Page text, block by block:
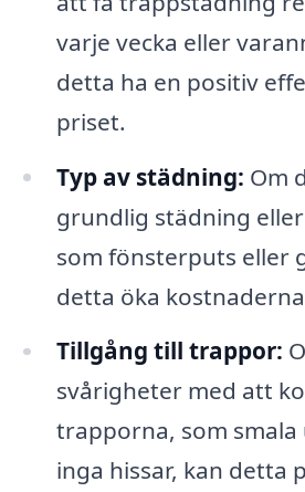
varje vecka eller
detta ha en positiv
priset.
Typ av städning: Om
grundlig städning
som fönsterputs eller
detta öka
Tillgång till trappor:
svårigheter med att
trapporna, som
inga hissar, kan detta